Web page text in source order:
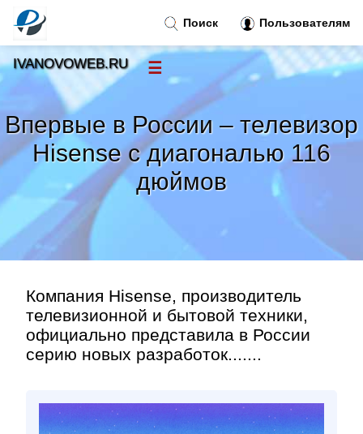
Впервые в России – телевизор
Hisense с диагональю 116
дюймов
Компания Hisense, производитель
телевизионной и бытовой техники,
официально представила в России
серию новых разработок.......
Поиск Пользователям
IVANOVOWEB.RU ☰
Новости
Тренды новостей »
»
Правила »